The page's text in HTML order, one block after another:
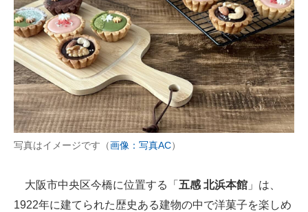
写真はイメージです（画像：写真AC）
大阪市中央区今橋に位置する「 五感 北浜本館 」は、
1922年に建てられた歴史ある建物の中で洋菓子を楽しめ